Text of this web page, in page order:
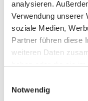
analysieren.
Verwendung unserer
soziale Medien,
Partner führen diese
weiteren Daten
haben oder die sie
Notwendig